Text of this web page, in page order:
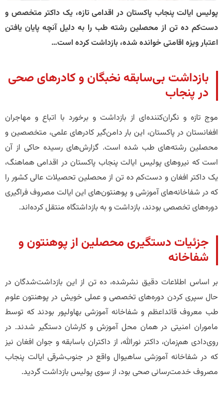
​پولیس ایالت پنجاب پاکستان در اقدامی تازه، یک داکتر متخصص و
دست‌کم ده تن از محصلین رشته طب را به دلیل آنچه پایان یافتن
اعتبار ویزه اقامتی خوانده شده، بازداشت کرده است…
​بازداشت بی‌سابقه نخبگان و کادرهای صحی
در پنجاب
​موج تازه و نگران‌کننده‌ای از بازداشت و برخورد با اتباع و مهاجران
افغانستان در پاکستان، این بار دامن‌گیر کادرهای علمی، متخصصین و
محصلین رشته‌های طب شده است. گزارش‌های رسیده حاکی از آن
است که نیروهای پولیس ایالت پنجاب پاکستان در اقدامی هماهنگ،
یک داکتر افغان و دست‌کم ده تن از محصلین تحصیلات عالی کشور را
که در شفاخانه‌های آموزشی و پوهنتون‌های این ایالت مصروف فراگیری
دوره‌های تخصصی بودند، بازداشت و به بازداشتگاه منتقل کرده‌اند.
​جزئیات دستگیری محصلین از پوهنتون و
شفاخانه
​بر اساس اطلاعات دقیق نشرشده، ده تن از این بازداشت‌شدگان در
حال سپری کردن دوره‌های تخصصی و عملی خویش در پوهنتون علوم
طب معروف قائداعظم و شفاخانه آموزشی بهاولپور بودند که توسط
ماموران امنیتی در همان محل آموزش و کارشان دستگیر شدند. در
روی‌دادی هم‌زمان، داکتر نورالله، از داکتران باسابقه و جوان افغان نیز
که در شفاخانه آموزشی ساهیوال واقع در جنوب‌شرقی ایالت پنجاب
مصروف خدمت‌رسانی صحی بود، از سوی پولیس بازداشت گردید.